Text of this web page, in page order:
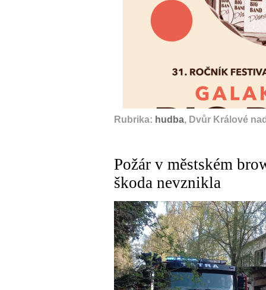
Rubrika: hudba, Dvůr Králové
Požár v městském
škoda nevznikla